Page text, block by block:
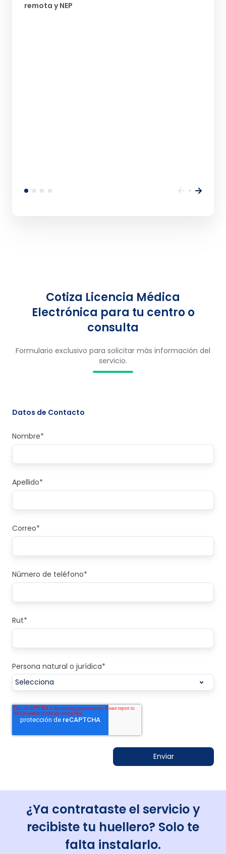
remota y NEP
Cotiza Licencia Médica
Electrónica para tu centro o
consulta
Formulario exclusivo para solicitar más información del
servicio.
Datos de Contacto
Nombre*
Apellido*
Correo*
Número de teléfono*
Rut*
Persona natural o jurídica*
¿Ya contrataste el servicio y
recibiste tu huellero? Solo te
falta instalarlo.